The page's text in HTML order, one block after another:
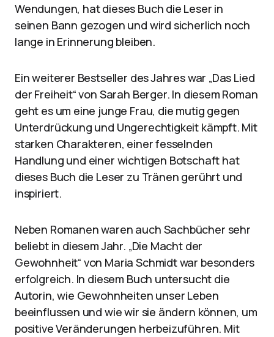
Wendungen, hat dieses Buch die Leser in
seinen Bann gezogen und wird sicherlich noch
lange in Erinnerung bleiben.
Ein weiterer Bestseller des Jahres war „Das Lied
der Freiheit“ von Sarah Berger. In diesem Roman
geht es um eine junge Frau, die mutig gegen
Unterdrückung und Ungerechtigkeit kämpft. Mit
starken Charakteren, einer fesselnden
Handlung und einer wichtigen Botschaft hat
dieses Buch die Leser zu Tränen gerührt und
inspiriert.
Neben Romanen waren auch Sachbücher sehr
beliebt in diesem Jahr. „Die Macht der
Gewohnheit“ von Maria Schmidt war besonders
erfolgreich. In diesem Buch untersucht die
Autorin, wie Gewohnheiten unser Leben
beeinflussen und wie wir sie ändern können, um
positive Veränderungen herbeizuführen. Mit